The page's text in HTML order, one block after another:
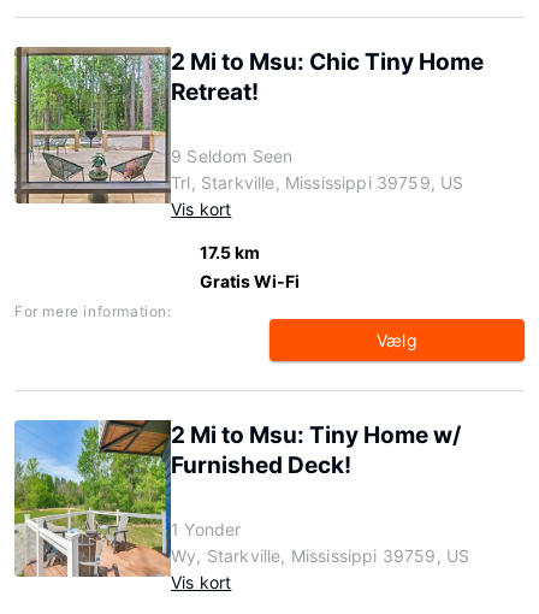
2 Mi to Msu: Chic Tiny Home
Retreat!
9 Seldom Seen
Trl, Starkville, Mississippi 39759, US
Vis kort
17.5 km
Gratis Wi-Fi
For mere information:
Vælg
2 Mi to Msu: Tiny Home w/
Furnished Deck!
1 Yonder
Wy, Starkville, Mississippi 39759, US
Vis kort